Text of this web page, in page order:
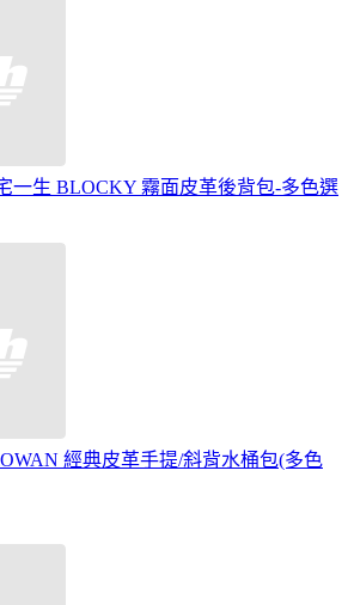
一生 BLOCKY 霧面皮革後背包-多色選
經典皮革手提/斜背水桶包(多色